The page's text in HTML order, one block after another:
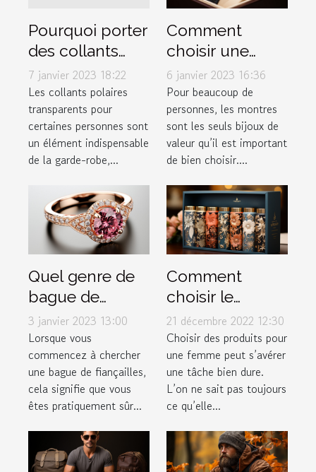
Pourquoi porter
des collants
polaires
transparents ?
7 janvier 2023 18:22
Les collants polaires
transparents pour
certaines personnes sont
un élément indispensable
de la garde-robe,...
Comment
choisir une
montre de luxe
?
6 janvier 2023 16:36
Pour beaucoup de
personnes, les montres
sont les seuls bijoux de
valeur qu’il est important
de bien choisir....
Quel genre de
bague de
fiançailles faut-
il offrir à sa
chérie ?
3 janvier 2023 13:00
Lorsque vous
commencez à chercher
une bague de fiançailles,
cela signifie que vous
êtes pratiquement sûr...
Comment
choisir le
meilleur box
pour femme ?
21 décembre 2022 12:30
Choisir des produits pour
une femme peut s’avérer
une tâche bien dure.
L’on ne sait pas toujours
ce qu’elle...